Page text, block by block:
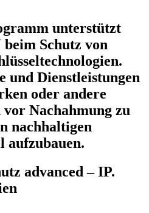
unterstützt
Schutz von
und Dienstleistungen
oder andere
Nachahmung zu
nachhaltigen
aufzubauen.
advanced – IP.